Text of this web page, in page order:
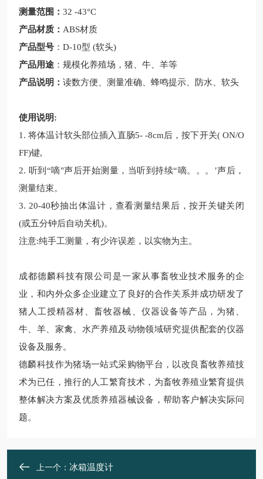
测量范围 ： 32 -43°C
产品材质 ： ABS材质
产品型号 ： D-10型 (软头)
产品用途 ： 规模化养殖场，猪、牛、羊等
产品说明 ： 读数方便、测量准确、蜂鸣提示、防水、软头
使用说明:
1.将体温计软头部位插入直肠5- -8cm后，按下开关( ON/O
FF)键,
2. 听到 “嘀"声后开始测量，当听到持续“嘀。。。 ’声后，
测量结束。
3. 20-40秒抽出体温计，查看测量结果后，按开关键关闭
(或五分钟后自动关机)。
注意:纯手工测量，有少许误差，以实物为主。
成都德麟科技有限公司是一家从事畜牧业技术服务的企
业，和内外众多企业建立了良好的合作关系并成功研发了
猪人工授精器材、畜牧器械、仪器设备等产品，为猪、
牛、羊、家禽、水产养殖及动物领域研究提供配套的仪器
设备及服务。
德麟科技作为猪场一站式采购物平台，以改良畜牧养殖技
术为已任，推行的人工繁育技术，为畜牧养殖业繁育提供
整体解决方案及优质养殖器械设备，帮助客户解决实际问
题。
上一个： 冰箱温度计